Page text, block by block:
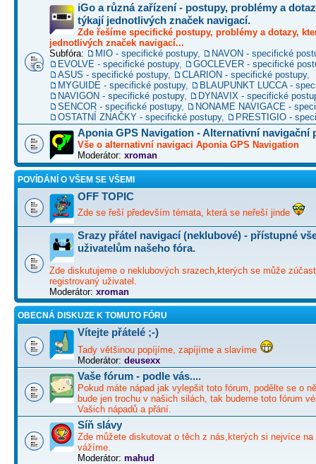
iGo a různá zařízení - postupy, problémy a
týkají jednotlivých značek navigací.
Zde řešíme specifické postupy, problémy a dotazy,
jednotlivých značek navigací...
Subfóra:
MIO - specifické postupy,
NAVON - specifické
EVOLVE - specifické postupy,
GOCLEVER - specifické
ASUS - specifické postupy, CLARION - specifické postupy,
MYGUIDE - specifické postupy,
BLAUPUNKT LUCCA -
NAVIGON - specifické postupy,
DYNAVIX - specifické
SENCOR - specifické postupy,
NONAME NAVIGACE -
OSTATNÍ ZNAČKY - specifické postupy, PRESTIGIO -
Aponia GPS Navigation - Alternativní navigační
Vše o alternativní navigaci Aponia GPS Navigation
Moderátor: xroman
POVÍDÁNÍ O VŠEM SE VŠEMI
OFF TOPIC
Zde se řeší především témata, která se neřeší jinde
Srazy přátel navigací (neklubové) - přístupné
uživatelům našeho fóra.
Zde diskutujeme o neklubových srazech,kterých se může
registrovaný uživatel.
Moderátor: xroman
OBECNÁ DISKUZE K TOMUTO FÓRU
Vítejte přátelé ;-)
Tady většinou popíjíme, zapíjíme a slavíme
Moderátor: deusexx
Vaše fórum - podle vás....
Pokud máte nápad jak vylepšit toto fórum, podělte se o
bude jen trochu v našich silách, tak budeme toto fórum
Vašich nápadů a přání.
Síň slávy
Zde můžete diskutovat o těch z nás,kterých si nejvíce na
vážíme.
Moderátor: mahud